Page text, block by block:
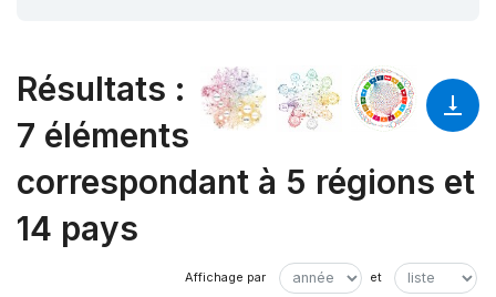
Résultats :
7 éléments
correspondant à 5 régions et
14 pays